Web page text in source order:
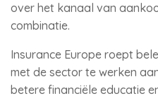
over het kanaal van
combinatie.
Insurance Europe roept
met de sector te werken
betere financiële educatie